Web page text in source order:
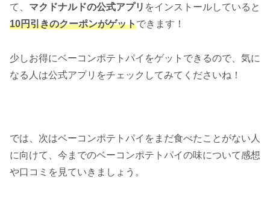
て、 マクドナルドの公式アプリ をインストールしていると
10円引きのクーポンがゲットできます！
少しお得にベーコンポテトパイをゲットできるので、気に
なる人は公式アプリをチェックしてみてくださいね！
では、次はベーコンポテトパイをまだ食べたことがない人
に向けて、今までのベーコンポテトパイの味について感想
や口コミを見ていきましょう。